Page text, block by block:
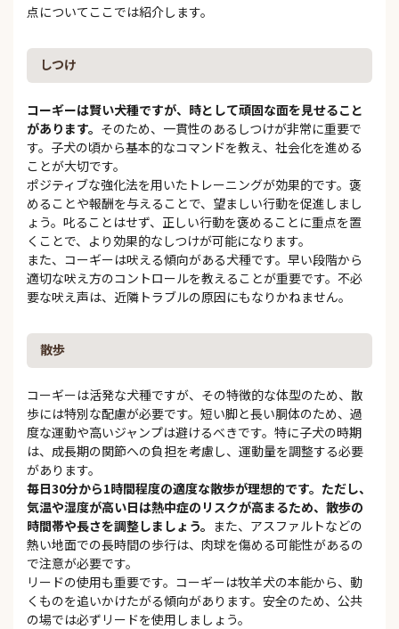
点についてここでは紹介します。
しつけ
コーギーは賢い犬種ですが、時として頑固な面を見せること
があります。 そのため、一貫性のあるしつけが非常に重要で
す。子犬の頃から基本的なコマンドを教え、社会化を進める
ことが大切です。
ポジティブな強化法を用いたトレーニングが効果的です。褒
めることや報酬を与えることで、望ましい行動を促進しまし
ょう。叱ることはせず、正しい行動を褒めることに重点を置
くことで、より効果的なしつけが可能になります。
また、コーギーは吠える傾向がある犬種です。早い段階から
適切な吠え方のコントロールを教えることが重要です。不必
要な吠え声は、近隣トラブルの原因にもなりかねません。
散歩
コーギーは活発な犬種ですが、その特徴的な体型のため、散
歩には特別な配慮が必要です。短い脚と長い胴体のため、過
度な運動や高いジャンプは避けるべきです。特に子犬の時期
は、成長期の関節への負担を考慮し、運動量を調整する必要
があります。
毎日30分から1時間程度の適度な散歩が理想的です。ただし、
気温や湿度が高い日は熱中症のリスクが高まるため、散歩の
時間帯や長さを調整しましょう。 また、アスファルトなどの
熱い地面での長時間の歩行は、肉球を傷める可能性があるの
で注意が必要です。
リードの使用も重要です。コーギーは牧羊犬の本能から、動
くものを追いかけたがる傾向があります。安全のため、公共
の場では必ずリードを使用しましょう。